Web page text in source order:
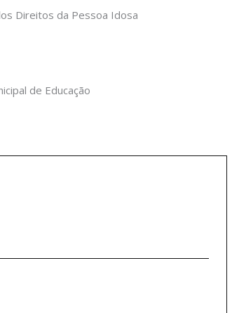
Direitos da Pessoa Idosa
de Educação